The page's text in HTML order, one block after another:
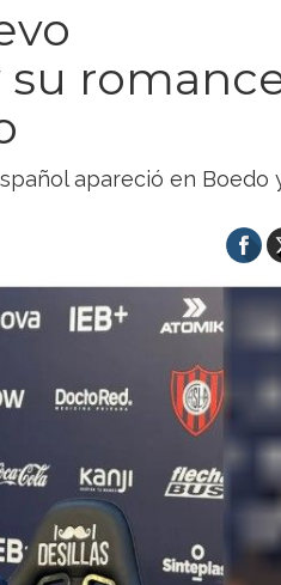
su
apareció en Boedo